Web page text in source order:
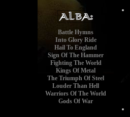
Battle Hymns
Into Glory Ride
Hail To England
Sign Of The Hammer
Fighting The World
Kings Of Metal
The Triumph Of Steel
Louder Than Hell
Warriors Of The World
Gods Of War